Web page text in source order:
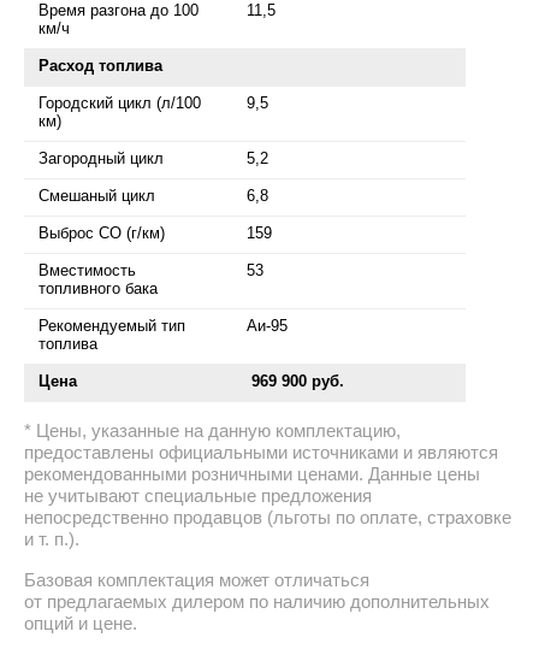
Время разгона до 100
км/ч
11,5
Расход топлива
Городский цикл (л/100
км)
9,5
Загородный цикл 5,2
Смешаный цикл 6,8
Выброс СО (г/км) 159
Вместимость
топливного бака
53
Рекомендуемый тип
топлива
Аи-95
Цена 969 900 руб.
Цены, указанные на данную комплектацию,
предоставлены официальными источниками и являются
рекомендованными розничными ценами. Данные цены
не учитывают специальные предложения
непосредственно продавцов (льготы по оплате, страховке
и т. п.).
Базовая комплектация может отличаться
от предлагаемых дилером по наличию дополнительных
опций и цене.